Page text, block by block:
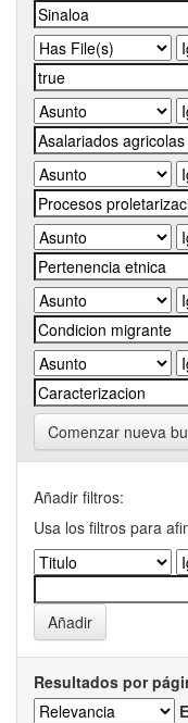
Comenzar nueva
Añadir filtros:
Usa los filtros para
Resultados por